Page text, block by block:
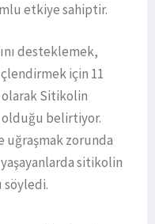
etkiye sahiptir.
desteklemek,
için 11
olarak Sitikolin
olduğu belirtiyor.
uğraşmak zorunda
sitikolin